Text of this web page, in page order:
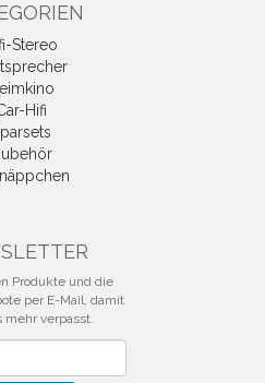
Stereo
Hifi
Produkte und die
per E-Mail, damit
mehr verpasst.